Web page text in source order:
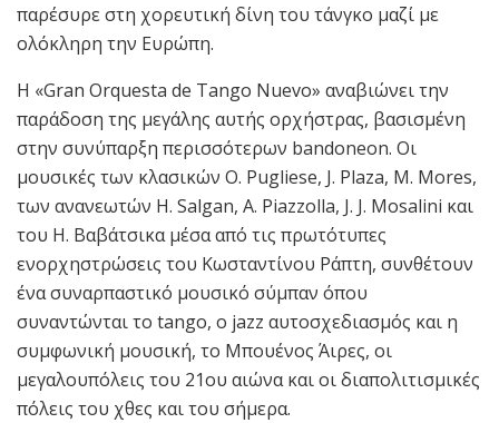
παρέσυρε στη χορευτική δίνη του τάνγκο μαζί με
ολόκληρη την Ευρώπη.
Η «Gran Orquesta de Tango Νuevo» αναβιώνει την
παράδοση της μεγάλης αυτής ορχήστρας, βασισμένη
στην συνύπαρξη περισσότερων bandoneon. Οι
μουσικές των κλασικών O. Pugliese, J. Plaza, Μ. Μores,
των ανανεωτών H. Salgan, A. Piazzolla, J. J. Mosalini και
του H. Βαβάτσικα μέσα από τις πρωτότυπες
ενορχηστρώσεις του Κωσταντίνου Ράπτη, συνθέτουν
ένα συναρπαστικό μουσικό σύμπαν όπου
συναντώνται το tango, ο jazz αυτοσχεδιασμός και η
συμφωνική μουσική, το Μπουένος Άιρες, οι
μεγαλουπόλεις του 21ου αιώνα και οι διαπολιτισμικές
πόλεις του χθες και του σήμερα.